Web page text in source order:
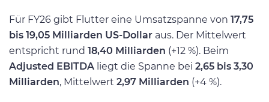
Für FY26 gibt Flutter eine Umsatzspanne von 17,75
bis 19,05 Milliarden US-Dollar aus. Der Mittelwert
entspricht rund 18,40 Milliarden (+12 %). Beim
Adjusted EBITDA liegt die Spanne bei 2,65 bis 3,30
Milliarden, Mittelwert 2,97 Milliarden (+4 %).